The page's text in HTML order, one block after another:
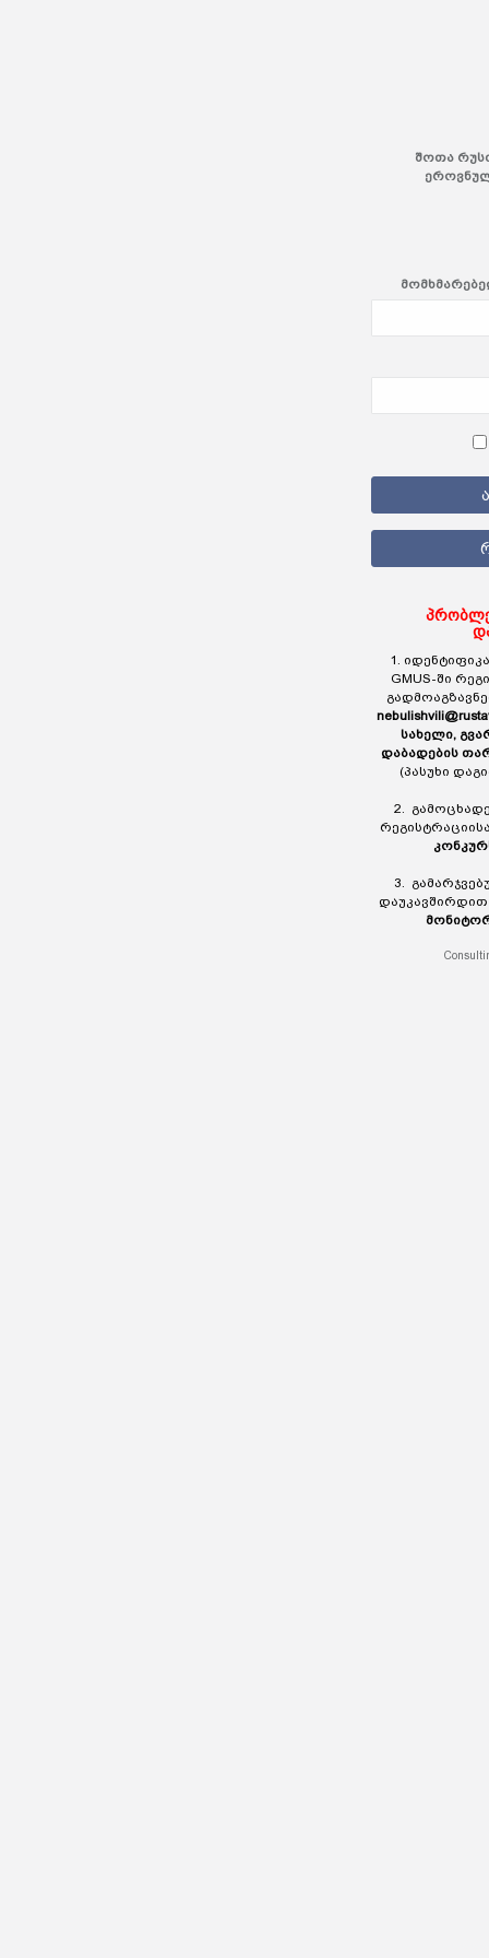
შოთა
1.
GMUS-ში
სახელი,
დაბადების
(პასუხი
2.
3.